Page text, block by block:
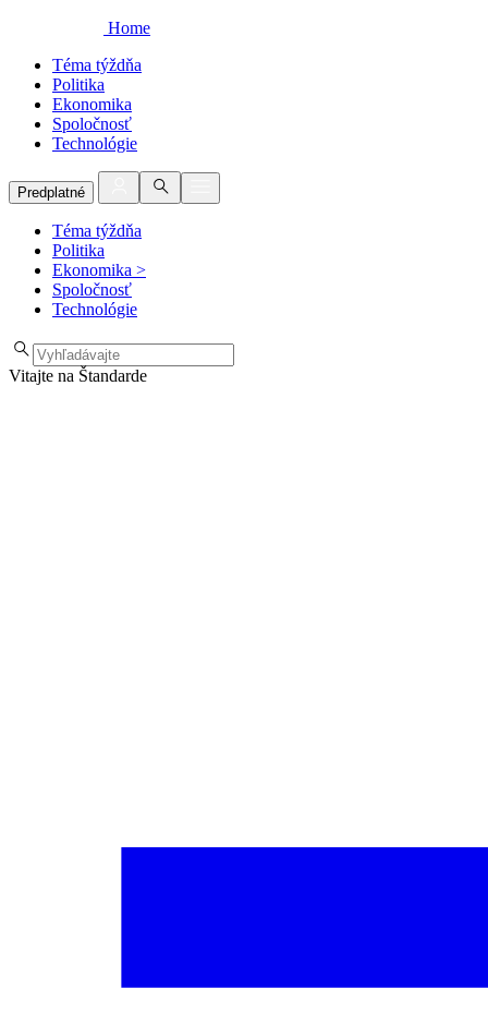
Home
Téma týždňa
Politika
Ekonomika
Spoločnosť
Technológie
Predplatné
Téma týždňa
Politika
Ekonomika >
Spoločnosť
Technológie
Vitajte na Štandarde